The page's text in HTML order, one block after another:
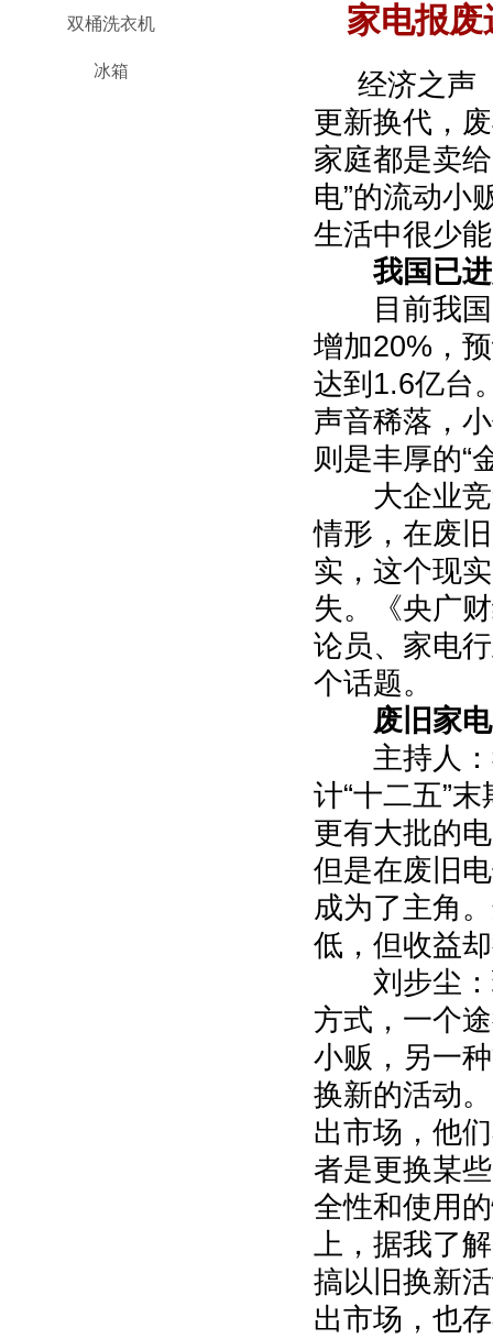
双桶洗衣机
冰箱
家电报
经济之声
更新换代，
家庭都是卖
电”的流动小
生活中很少
我国已
目前我国
增加20%，
达到1.6亿台
声音稀落，
则是丰厚的“
大企业竞
情形，在废
实，这个现
失。《央广
论员、家电
个话题。
废旧家电
主持人：
计“十二五”
更有大批的
但是在废旧
成为了主角
低，但收益
刘步尘：
方式，一个
小贩，另一
换新的活动
出市场，他
者是更换某
全性和使用
上，据我了
搞以旧换新
出市场，也